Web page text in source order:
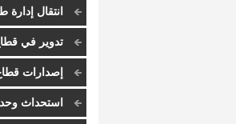
انتقال
الجديدتدوير في
إصدارات قطاع
استحداث